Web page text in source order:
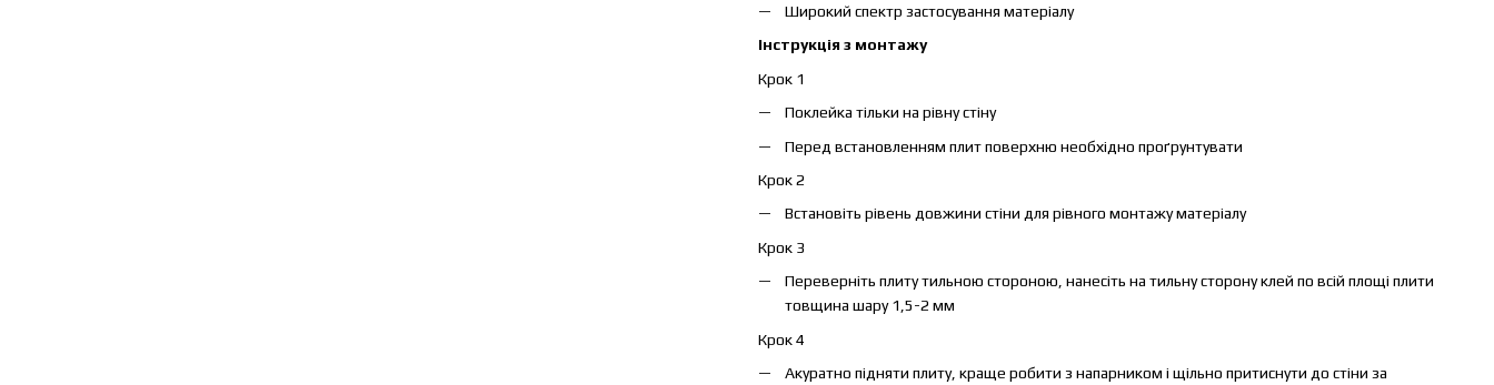
Широкий спектр застосування матеріалу
Інструкція з монтажу
Крок 1
Поклейка тільки на рівну стіну
Перед встановленням плит поверхню необхідно проґрунтувати
Крок 2
Встановіть рівень довжини стіни для рівного монтажу матеріалу
Крок 3
Переверніть плиту тильною стороною, нанесіть на тильну сторону клей по всій площі плити
товщина шару 1,5-2 мм
Крок 4
Акуратно підняти плиту, краще робити з напарником і щільно притиснути до стіни за